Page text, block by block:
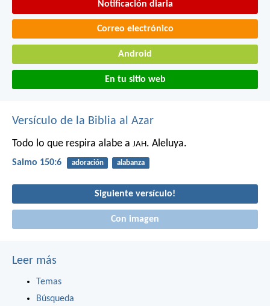
Notificación diaria
Correo electrónico
Android
En tu sitio web
Versículo de la Biblia al Azar
Todo lo que respira alabe a JAH. Aleluya.
Salmo 150:6 adoración alabanza
Siguiente versículo!
Con imagen
Leer más
Temas
Búsqueda